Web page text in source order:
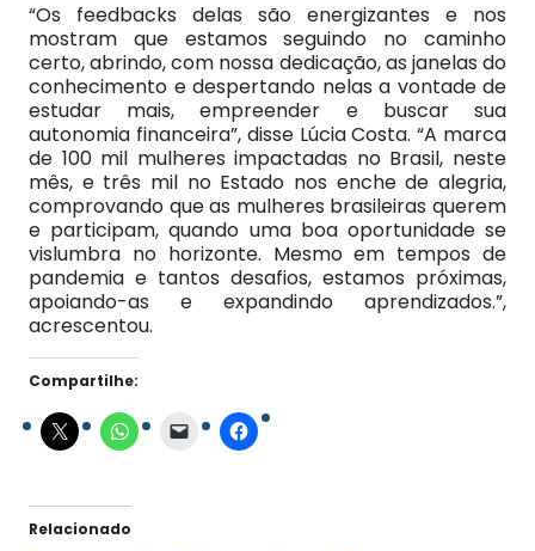
“Os feedbacks delas são energizantes e nos
mostram que estamos seguindo no caminho
certo, abrindo, com nossa dedicação, as janelas do
conhecimento e despertando nelas a vontade de
estudar mais, empreender e buscar sua
autonomia financeira”, disse Lúcia Costa. “A marca
de 100 mil mulheres impactadas no Brasil, neste
mês, e três mil no Estado nos enche de alegria,
comprovando que as mulheres brasileiras querem
e participam, quando uma boa oportunidade se
vislumbra no horizonte. Mesmo em tempos de
pandemia e tantos desafios, estamos próximas,
apoiando-as e expandindo aprendizados.”,
acrescentou.
Compartilhe:
Relacionado